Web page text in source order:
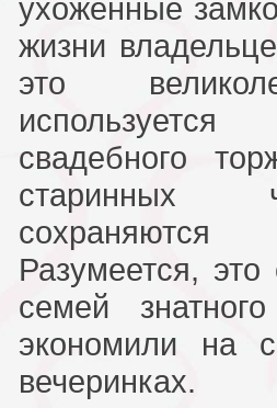
ухоженные
жизни
это
свадебного
старинных
Разумеется,
семей
экономили на
вечеринках.